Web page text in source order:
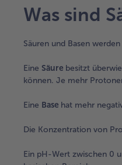
Was sind
Säuren und Basen
Eine Säure besitzt
können. Je mehr
Eine Base hat mehr
Die Konzentration von
Ein pH-Wert zwischen 0